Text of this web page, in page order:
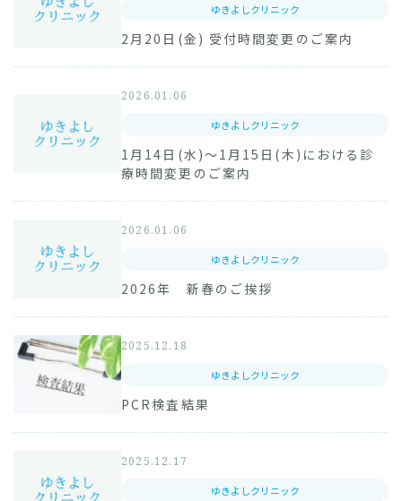
ゆきよしクリニック
2月20日(金) 受付時間変更のご案内
2026.01.06
ゆきよしクリニック
1月14日(水)～1月15日(木)における診
療時間変更のご案内
2026.01.06
ゆきよしクリニック
2026年 新春のご挨拶
2025.12.18
ゆきよしクリニック
PCR検査結果
2025.12.17
ゆきよしクリニック